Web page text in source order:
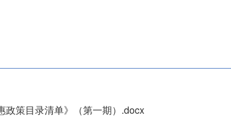
政策目录清单》（第一期）.docx